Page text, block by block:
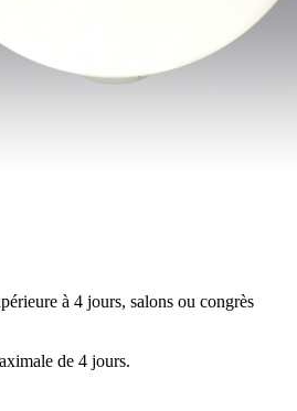
à 4 jours, salons ou congrès
de 4 jours.